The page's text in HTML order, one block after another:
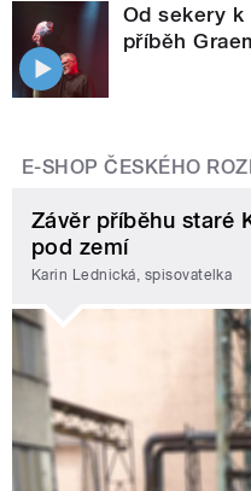
Od sekery
příběh
E-SHOP ČESKÉHO
Závěr příběhu staré
pod zemí
Karin Lednická, spisovatelka